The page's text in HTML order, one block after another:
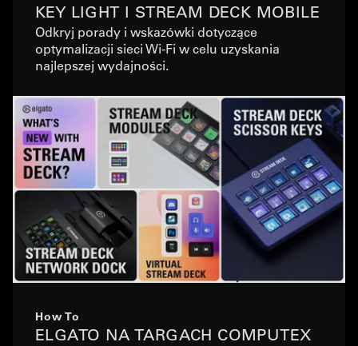
KEY LIGHT I STREAM DECK MOBILE
Odkryj porady i wskazówki dotyczące
optymalizacji sieci Wi-Fi w celu uzyskania
najlepszej wydajności.
How To
ELGATO NA TARGACH COMPUTEX